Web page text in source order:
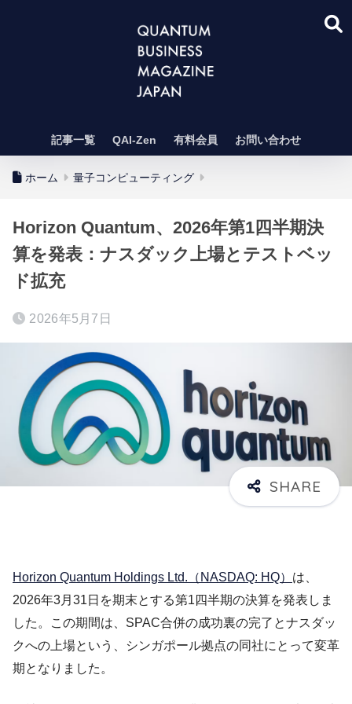
記事一覧 QAI-Zen 有料会員 お問い合わせ
ホーム 量子コンピューティング
Horizon Quantum、2026年第1四半期決
算を発表：ナスダック上場とテストベッ
ド拡充
2026年5月7日
Horizon Quantum Holdings Ltd.（NASDAQ: HQ） は、
2026年3月31日を期末とする第1四半期の決算を発表しま
した。この期間は、SPAC合併の成功裏の完了とナスダッ
クへの上場という、シンガポール拠点の同社にとって変革
期となりました。